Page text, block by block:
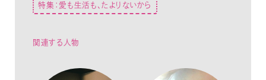
特集：愛も生活も、たよりないから
関連する人物